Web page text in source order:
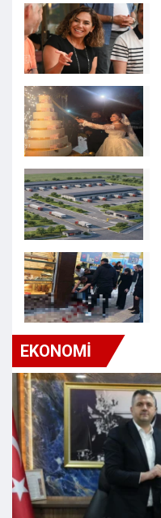
EKONOMİ